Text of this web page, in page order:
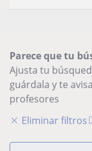
Parece que tu
Ajusta tu
guárdala y te
profesores
Eliminar filtros